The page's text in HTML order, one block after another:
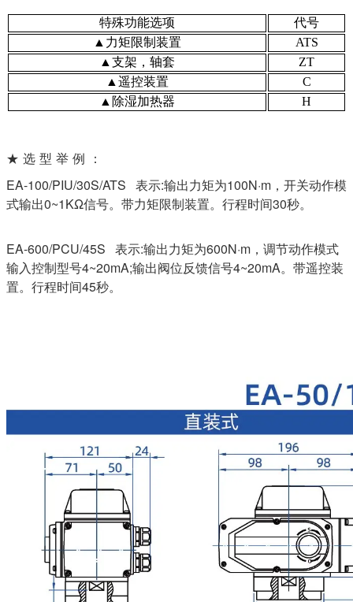
特殊功能选项
代号
▲力矩限制装置
ATS
▲支架，轴套
ZT
▲遥控装置
C
▲除湿加热器
H
★选型举例：
EA-100/PIU/30S/ATS 表示:输出力矩为100N·m，开关动作模
式输出0~1KΩ信号。带力矩限制装置。行程时间30秒。
EA-600/PCU/45S 表示:输出力矩为600N·m，调节动作模式
输入控制型号4~20mA;输出阀位反馈信号4~20mA。带遥控装
置。行程时间45秒。